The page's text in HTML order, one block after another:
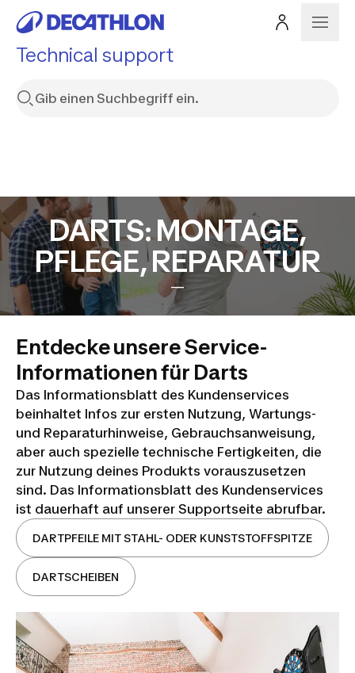
Technical support
DARTS: MONTAGE,
PFLEGE, REPARATUR
—
Entdecke unsere Service-
Informationen für Darts
Das Informationsblatt des Kundenservices
beinhaltet Infos zur ersten Nutzung, Wartungs-
und Reparaturhinweise, Gebrauchsanweisung,
aber auch spezielle technische Fertigkeiten, die
zur Nutzung deines Produkts vorauszusetzen
sind. Das Informationsblatt des Kundenservices
ist dauerhaft auf unserer Supportseite abrufbar.
DARTPFEILE MIT STAHL- ODER KUNSTSTOFFSPITZE
DARTSCHEIBEN